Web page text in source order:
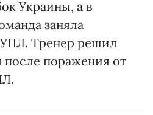
Украины, а в
заняла
УПЛ. Тренер решил
после поражения от